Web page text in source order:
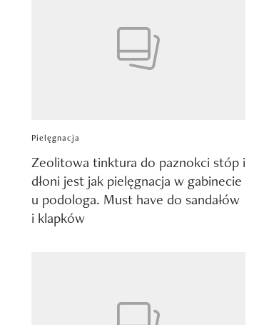
Pielęgnacja
Zeolitowa tinktura do paznokci stóp i
dłoni jest jak pielęgnacja w gabinecie
u podologa. Must have do sandałów
i klapków